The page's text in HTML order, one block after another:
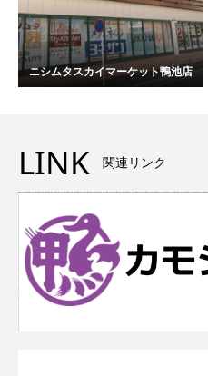
ニシムタスカイマーケット鴨池店
LINK 関連リンク